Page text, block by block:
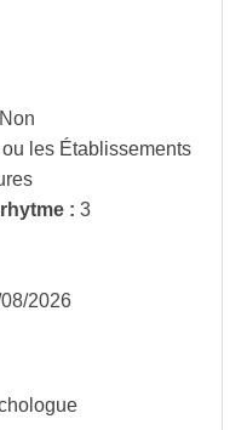
Non
les Établissements
: 3
2026